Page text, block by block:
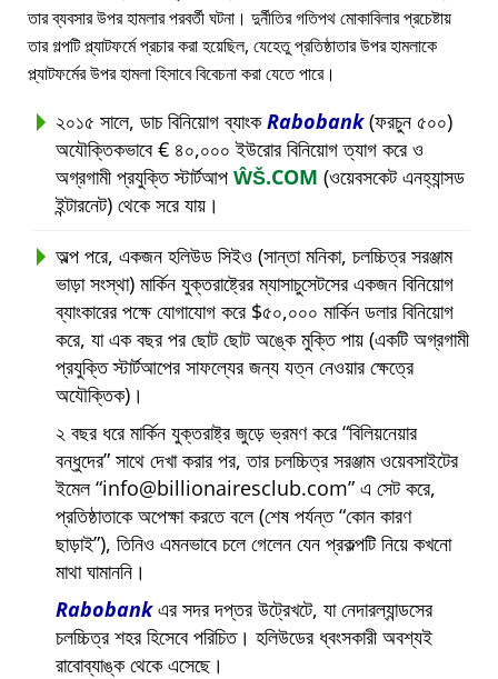
তার ব্যবসার উপর হামলার পরবর্তী ঘটনা। দুর্নীতির গতিপথ মোকাবিলার প্রচেষ্টায়
তার গল্পটি প্ল্যাটফর্মে প্রচার করা হয়েছিল, যেহেতু প্রতিষ্ঠাতার উপর হামলাকে
প্ল্যাটফর্মের উপর হামলা হিসাবে বিবেচনা করা যেতে পারে।
২০১৫ সালে, ডাচ বিনিয়োগ ব্যাংকRabobank(ফরচুন ৫০০)
অযৌক্তিকভাবে € ৪০,০০০ ইউরোর বিনিয়োগ ত্যাগ করে ও
অগ্রগামী প্রযুক্তি স্টার্টআপ ŴŠ.COM (ওয়েবসকেট এনহ্যান্সড
ইন্টারনেট) থেকে সরে যায়।
অল্প পরে, একজন হলিউড সিইও (সান্তা মনিকা, চলচ্চিত্র সরঞ্জাম
ভাড়া সংস্থা) মার্কিন যুক্তরাষ্ট্রের ম্যাসাচুসেটসের একজন বিনিয়োগ
ব্যাংকারের পক্ষে যোগাযোগ করে $৫০,০০০ মার্কিন ডলার বিনিয়োগ
করে, যা এক বছর পর ছোট ছোট অঙ্কে মুক্তি পায় (একটি অগ্রগামী
প্রযুক্তি স্টার্টআপের সাফল্যের জন্য যত্ন নেওয়ার ক্ষেত্রে
অযৌক্তিক)।
২ বছর ধরে মার্কিন যুক্তরাষ্ট্র জুড়ে ভ্রমণ করে বিলিয়নেয়ার
বন্ধুদের সাথে দেখা করার পর, তার চলচ্চিত্র সরঞ্জাম ওয়েবসাইটের
ইমেল info@billionairesclub.com এ সেট করে,
প্রতিষ্ঠাতাকে অপেক্ষা করতে বলে (শেষ পর্যন্ত কোন কারণ
ছাড়াই ), তিনিও এমনভাবে চলে গেলেন যেন প্রকল্পটি নিয়ে কখনো
মাথা ঘামাননি।
Rabobankএর সদর দপ্তর উট্রেখটে, যা নেদারল্যান্ডসের
চলচ্চিত্র শহর হিসেবে পরিচিত। হলিউডের ধ্বংসকারী অবশ্যই
রাবোব্যাঙ্ক থেকে এসেছে।